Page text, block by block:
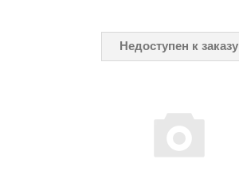
Недоступен к заказу